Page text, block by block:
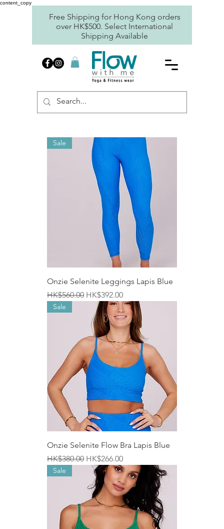
content_copy
Free Shipping for Hong Kong orders
over HK$500. Select International
Shipping Available
Sale
Onzie Selenite Leggings Lapis Blue
一般價格
HK$560.00 促銷價格
HK$392.00
Sale
Onzie Selenite Flow Bra Lapis Blue
一般價格
HK$380.00 促銷價格
HK$266.00
Sale